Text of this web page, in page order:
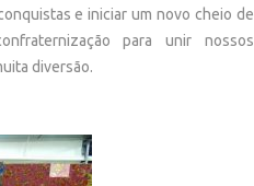
e iniciar um novo cheio de
para unir nossos
diversão.